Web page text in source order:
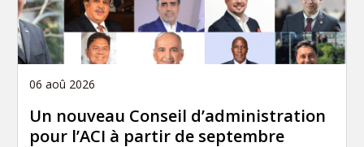
06 aoû 2026
Un nouveau Conseil d’administration
pour l’ACI à partir de septembre